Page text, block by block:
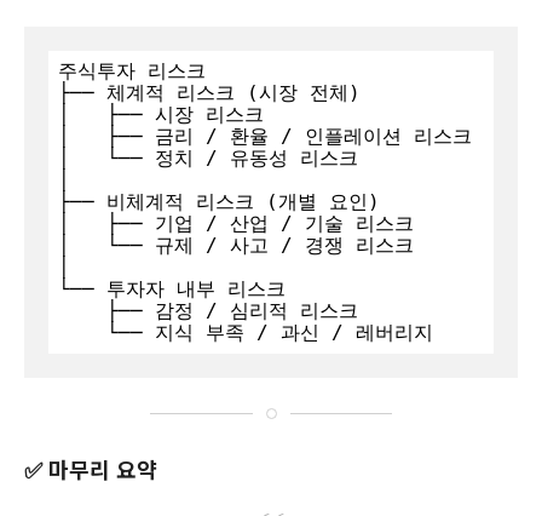
주식투자 리스크
├── 체계적 리스크 (시장 전체)
│   ├── 시장 리스크
│   ├── 금리 / 환율 / 인플레이션 리스크
│   └── 정치 / 유동성 리스크
├── 비체계적 리스크 (개별 요인)
│   ├── 기업 / 산업 / 기술 리스크
│   └── 규제 / 사고 / 경쟁 리스크
└── 투자자 내부 리스크
    └── 지식 부족 / 과신 / 레버리지
✅ 마무리 요약